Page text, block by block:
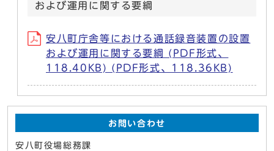
および運用に関する要綱
安八町庁舎等における通話録音装置の設置
および運用に関する要綱 (PDF形式、
118.40KB) (PDF形式、118.36KB)
お問い合わせ
安八町役場総務課